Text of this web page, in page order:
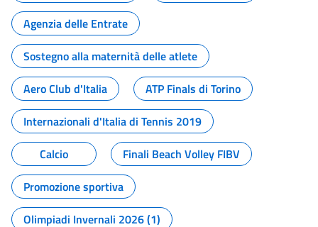
Agenzia delle Entrate
Sostegno alla maternità delle atlete
Aero Club d'Italia
ATP Finals di Torino
Internazionali d'Italia di Tennis 2019
Calcio
Finali Beach Volley FIBV
Promozione sportiva
Olimpiadi Invernali 2026 (1)